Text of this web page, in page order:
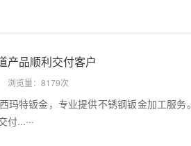
产品顺利交付客户
浏览量：8179次
玛特钣金，专业提供不锈钢钣金加工服
...···